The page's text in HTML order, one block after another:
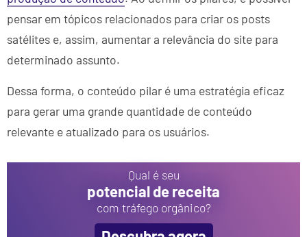
pensar em tópicos relacionados para criar os posts
satélites e, assim, aumentar a relevância do site para
determinado assunto.
Dessa forma, o conteúdo pilar é uma estratégia eficaz
para gerar uma grande quantidade de conteúdo
relevante e atualizado para os usuários.
Qual é seu
potencial de receita
com tráfego orgânico?